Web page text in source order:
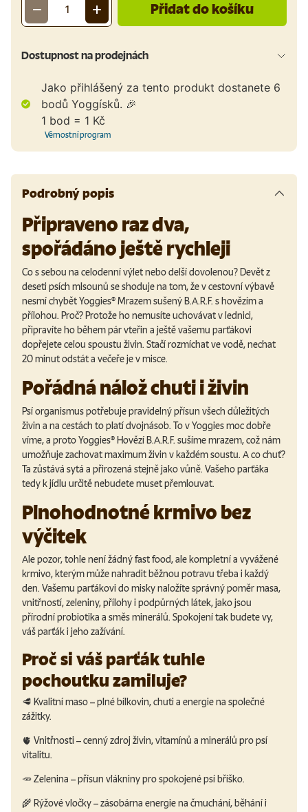
Množství
- + Přidat do košíku
Dostupnost na prodejnách
Jako přihlášený za tento produkt dostanete 6
bodů Yoggísků. 🎉
1 bod = 1 Kč
Věrnostní program
Podrobný popis
Připraveno raz dva,
spořádáno ještě rychleji
Co s sebou na celodenní výlet nebo delší dovolenou? Devět z
deseti psích mlsounů se shoduje na tom, že v cestovní výbavě
nesmí chybět Yoggies®Mrazem sušený B.A.R.F. s hovězím a
přílohou. Proč? Protože ho nemusíte uchovávat v lednici,
připravíte ho během pár vteřin a ještě vašemu parťákovi
dopřejete celou spoustu živin. Stačí rozmíchat ve vodě, nechat
20 minut odstát a večeře je v misce.
Pořádná nálož chuti i živin
Psí organismus potřebuje pravidelný přísun všech důležitých
živin a na cestách to platí dvojnásob. To v Yoggies moc dobře
víme, a protoYoggies® Hovězí B.A.R.F. sušíme mrazem, což nám
umožňuje zachovat maximum živin v každém soustu. A co chuť?
Ta zůstává sytá a přirozená stejně jako vůně. Vašeho parťáka
tedy k jídlu určitě nebudete muset přemlouvat.
Plnohodnotné krmivo bez
výčitek
Ale pozor, tohle není žádný fast food, ale kompletní a vyvážené
krmivo, kterým může nahradit běžnou potravu třeba i každý
den. Vašemu parťákovi do misky naložíte správný poměr masa,
vnitřností, zeleniny, přílohy i podpůrných látek, jako jsou
přírodní probiotika a směs minerálů. Spokojení tak budete vy,
váš parťák i jeho zažívání.
Proč si váš parťák tuhle
pochoutku zamiluje?
🥩 Kvalitní maso– plné bílkovin, chuti a energie na společné
zážitky.
🫀 Vnitřnosti– cenný zdroj živin, vitamínů a minerálů pro psí
vitalitu.
🥕Zelenina – přísun vlákniny pro spokojené psí bříško.
🌾 Rýžové vločky– zásobárna energie na čmuchání, běhání i